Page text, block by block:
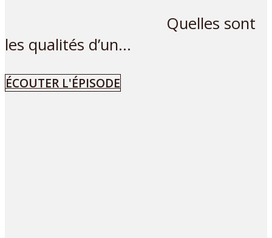
Quelles sont
les qualités d’un...
ÉCOUTER L'ÉPISODE